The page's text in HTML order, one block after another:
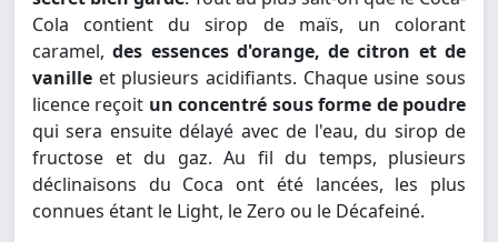
Cola contient du sirop de maïs, un colorant
caramel,des essences d'orange, de citron et de
vanille et plusieurs acidifiants. Chaque usine sous
licence reçoit un concentré sous forme de poudre
qui sera ensuite délayé avec de l'eau, du sirop de
fructose et du gaz. Au fil du temps, plusieurs
déclinaisons du Coca ont été lancées, les plus
connues étant le Light, le Zero ou le Décafeiné.